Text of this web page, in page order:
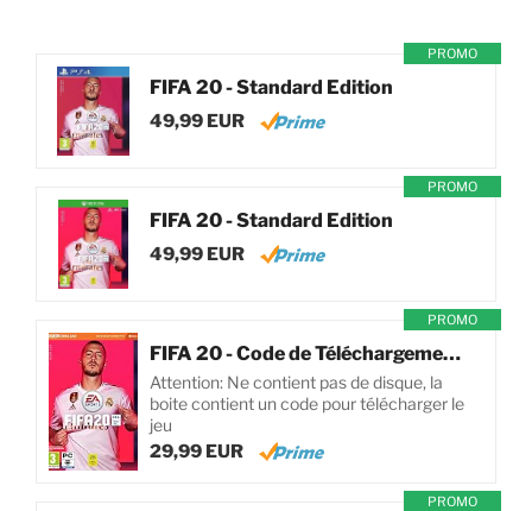
PROMO
FIFA 20 - Standard Edition
49,99 EUR
PROMO
FIFA 20 - Standard Edition
49,99 EUR
PROMO
FIFA 20 - Code de Téléchargement pour PC
Attention: Ne contient pas de disque, la
boite contient un code pour télécharger le
jeu
29,99 EUR
PROMO